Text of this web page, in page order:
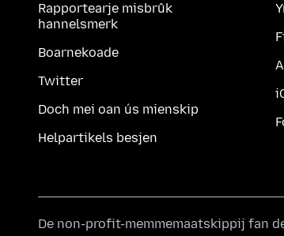
Rapportearje misbrûk
hannelsmerk
Boarnekoade
Twitter
Doch mei oan ús mienskip
Helpartikels besjen
De non-profit-memmemaatskippij fan